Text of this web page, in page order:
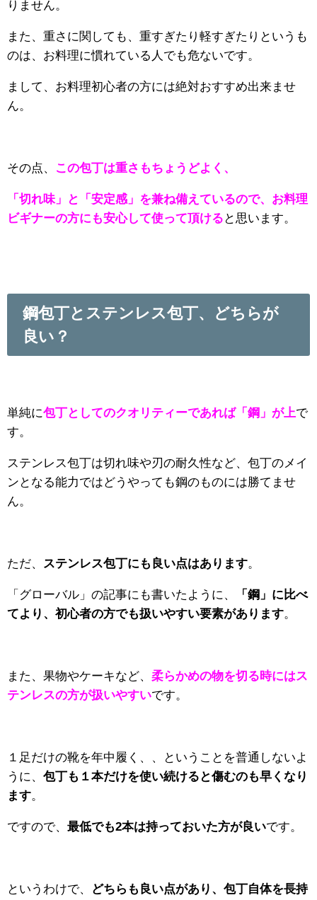
りません。
また、重さに関しても、重すぎたり軽すぎたりというも
のは、お料理に慣れている人でも危ないです。
まして、お料理初心者の方には絶対おすすめ出来ませ
ん。
その点、 この包丁は重さもちょうどよく、
「切れ味」と「安定感」を兼ね備えているので、
お料理
ビギナーの方にも安心して使って頂ける と思います。
鋼包丁とステンレス包丁、どちらが
良い？
単純に包丁としてのクオリティーであれば「鋼」が上で
す。
ステンレス包丁は切れ味や刃の耐久性など、包丁のメイ
ンとなる能力ではどうやっても鋼のものには勝てませ
ん。
ただ、 ステンレス包丁にも良い点はあります
「グローバル」の記事にも書いたように、
「鋼」に比べ
てより、初心者の方でも扱いやすい要素があります
また、果物やケーキなど、 柔らかめの物を切る時にはス
テンレスの方が扱いやすいです。
１足だけの靴を年中履く、、ということを普通しないよ
うに、 包丁も１本だけを使い続けると傷むのも早くなり
ます
ですので、 最低でも2本は持っておいた方が良いです。
というわけで、 どちらも良い点があり、包丁自体を長持